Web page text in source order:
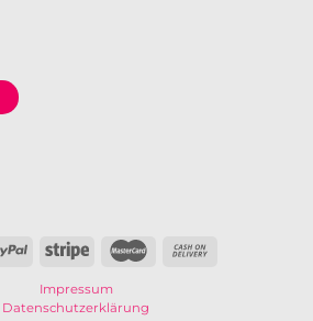
Impressum
Datenschutzerklärung